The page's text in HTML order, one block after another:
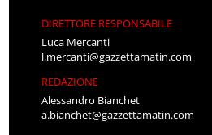
DIRETTORE RESPONSABILE
Luca Mercanti
l.mercanti@gazzettamatin.com
REDAZIONE
Alessandro Bianchet
a.bianchet@gazzettamatin.com